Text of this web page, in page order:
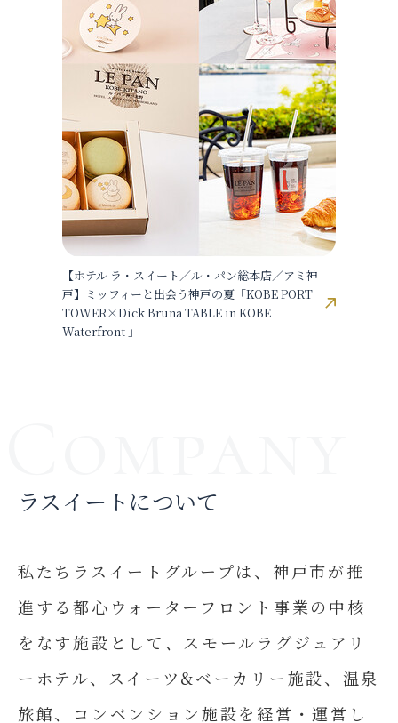
【ホテル ラ・スイート／ル・パン総本店／アミ神
戸】ミッフィーと出会う神戸の夏「KOBE PORT
TOWER×Dick Bruna TABLE in KOBE
Waterfront 」
ラスイートについて
私たちラスイートグループは、神戸市が推
進する都心ウォーターフロント事業の中核
をなす施設として、スモールラグジュアリ
ーホテル、スイーツ&ベーカリー施設、温泉
旅館、コンベンション施設を経営・運営し